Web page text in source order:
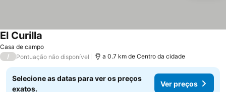
Casa de campo
El Curilla
/ Pontuação não disponível a 0.7 km de Centro da cidade
Selecione as datas para ver os preços
exatos.
Ver preços